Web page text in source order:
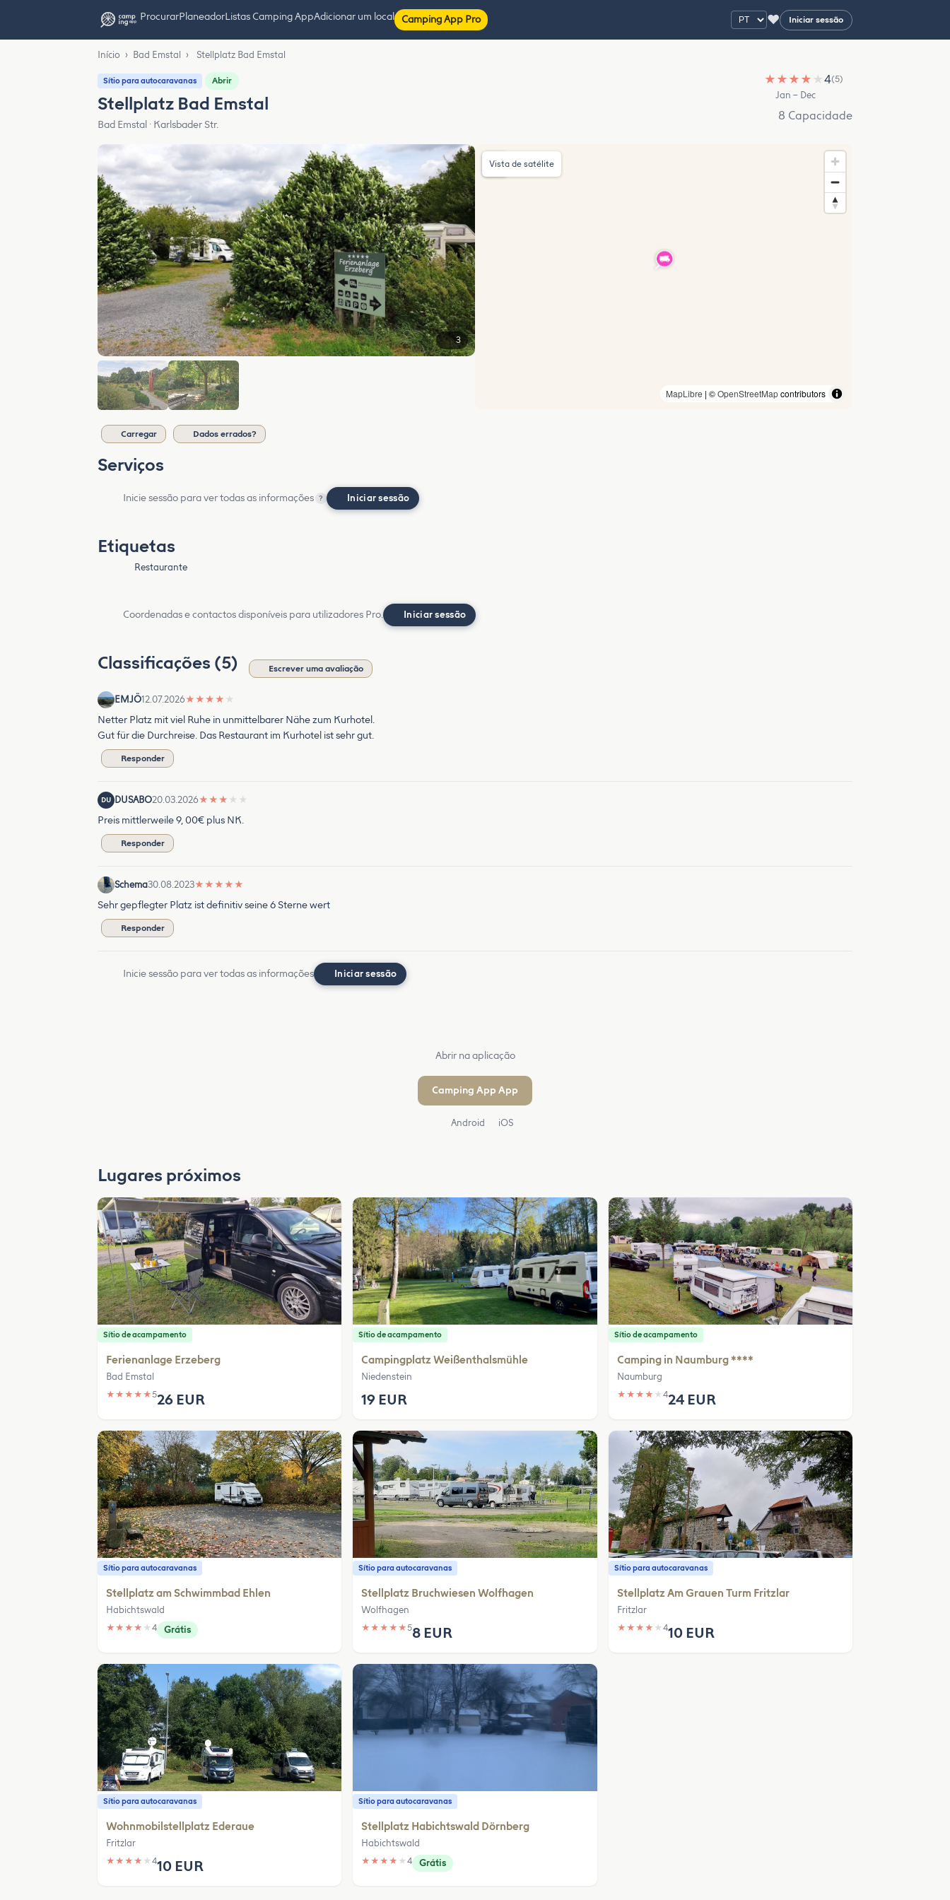
ProcurarPlaneadorListas Camping AppAdicionar um local Camping App Pro ♥ Iniciar sessão
Início › Bad Emstal › Stellplatz Bad Emstal
Sítio para autocaravanas Abrir
Stellplatz Bad Emstal
Bad Emstal · Karlsbader Str.
★ ★ ★ ★ ★4(5)
Jan – Dec
8 Capacidade
3
MapLibre | ©OpenStreetMapcontributors
Vista de satélite
Carregar Dados errados?
Serviços
Inicie sessão para ver todas as informações ? Iniciar sessão
Etiquetas
Restaurante
Coordenadas e contactos disponíveis para utilizadores Pro. Iniciar sessão
Classificações (5) Escrever uma avaliação
EMJÖ12.07.2026★ ★ ★ ★ ★
Netter Platz mit viel Ruhe in unmittelbarer Nähe zum Kurhotel.
Gut für die Durchreise. Das Restaurant im Kurhotel ist sehr gut.
Responder
DU DUSABO20.03.2026★ ★ ★ ★ ★
Preis mittlerweile 9, 00€ plus NK.
Responder
Schema30.08.2023★ ★ ★ ★ ★
Sehr gepflegter Platz ist definitiv seine 6 Sterne wert
Responder
Inicie sessão para ver todas as informações Iniciar sessão
Abrir na aplicação
Camping App App
Android iOS
Lugares próximos
Sítio de acampamento
Ferienanlage Erzeberg
Bad Emstal
★ ★ ★ ★ ★526 EUR
Sítio de acampamento
Campingplatz Weißenthalsmühle
Niedenstein
19 EUR
Sítio de acampamento
Camping in Naumburg ****
Naumburg
★ ★ ★ ★ ★ 424 EUR
Sítio para autocaravanas
Stellplatz am Schwimmbad Ehlen
Habichtswald
★ ★ ★ ★ ★ 4 Grátis
Sítio para autocaravanas
Stellplatz Bruchwiesen Wolfhagen
Wolfhagen
★ ★ ★ ★ ★58 EUR
Sítio para autocaravanas
Stellplatz Am Grauen Turm Fritzlar
Fritzlar
★ ★ ★ ★ ★ 410 EUR
Sítio para autocaravanas
Wohnmobilstellplatz Ederaue
Fritzlar
★ ★ ★ ★ ★ 410 EUR
Sítio para autocaravanas
Stellplatz Habichtswald Dörnberg
Habichtswald
★ ★ ★ ★ ★4 Grátis